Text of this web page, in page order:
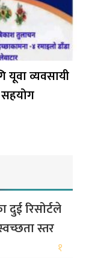
यूवा व्यवसायी
सहयोग
दुई रिसोर्टले
स्तर
१